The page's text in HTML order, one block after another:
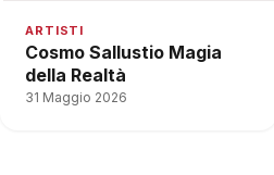
ARTISTI
Cosmo Sallustio Magia
della Realtà
31 Maggio 2026